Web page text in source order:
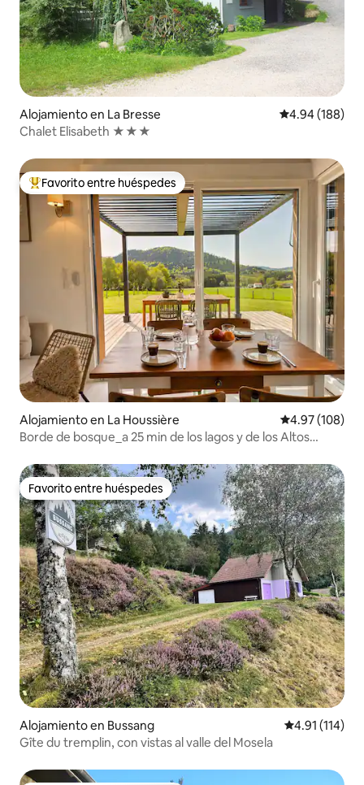
Alojamiento en La Bresse Calificación
4.94 (188)
Chalet Elisabeth ★★★
Favorito entre huéspedes preferido
Favorito entre huéspedes
Alojamiento en La Houssière Calificación
4.97 (108)
Borde de bosque_a 25 min de los lagos y de los Altos
Favorito entre huéspedes
Favorito entre huéspedes
Alojamiento en Bussang Calificación
4.91 (114)
Gîte du tremplin, con vistas al valle del Mosela